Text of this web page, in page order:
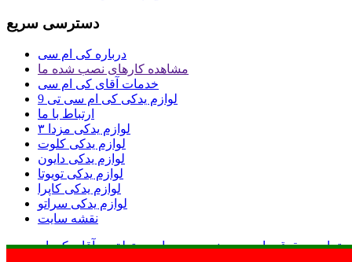
دسترسی سریع
درباره کی ام سی
مشاهده کارهای نصب شده ما
خدمات آقای کی ام سی
لوازم یدکی کی ام سی تی 9
ارتباط با ما
لوازم یدکی مزدا ۳
لوازم یدکی کلوت
لوازم یدکی دایون
لوازم یدکی تویوتا
لوازم یدکی کاپرا
لوازم یدکی سراتو
نقشه سایت
تمامی حقوق مادی و معنوی وب سایت متعلق به آقای کی ام